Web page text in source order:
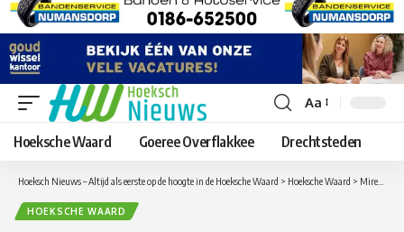
Lettergrootte
aanpassen
Aa
Hoeksche Waard Goeree Overflakkee Drechtsteden
Hoeksch Nieuws – Altijd als eerste op de hoogte in de Hoeksche Waard > Hoeksche Waard > Mireille Louwerens stapt van Seniorenpartij over naar de Lokalen Hoeksche Waard
HOEKSCHE WAARD